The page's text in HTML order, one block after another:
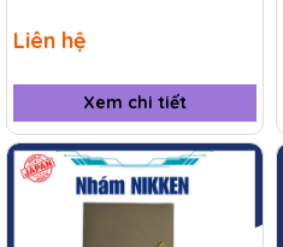
Liên hệ
Xem chi tiết